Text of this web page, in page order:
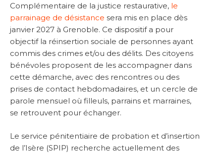
Complémentaire de la justice restaurative, le
parrainage de désistance sera mis en place dès
janvier 2027 à Grenoble. Ce dispositif a pour
objectif la réinsertion sociale de personnes ayant
commis des crimes et/ou des délits. Des citoyens
bénévoles proposent de les accompagner dans
cette démarche, avec des rencontres ou des
prises de contact hebdomadaires, et un cercle de
parole mensuel où filleuls, parrains et marraines,
se retrouvent pour échanger.
Le service pénitentiaire de probation et d’insertion
de l’Isère (SPIP) recherche actuellement des